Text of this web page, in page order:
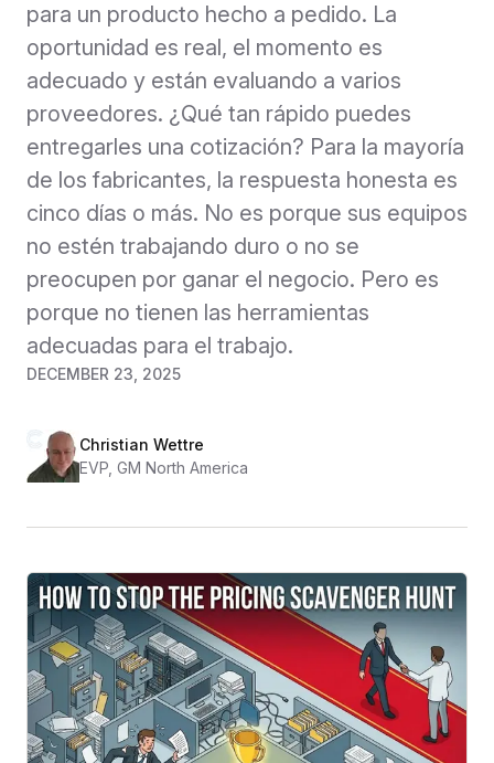
para un producto hecho a pedido. La
oportunidad es real, el momento es
adecuado y están evaluando a varios
proveedores. ¿Qué tan rápido puedes
entregarles una cotización? Para la mayoría
de los fabricantes, la respuesta honesta es
cinco días o más. No es porque sus equipos
no estén trabajando duro o no se
preocupen por ganar el negocio. Pero es
porque no tienen las herramientas
adecuadas para el trabajo.
DECEMBER 23, 2025
Christian Wettre
EVP, GM North America